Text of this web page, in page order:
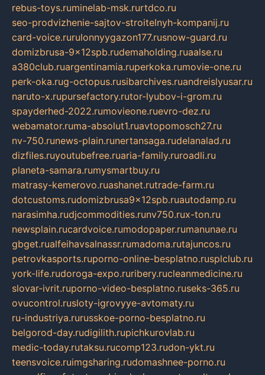
rebus-toys.ruminelab-msk.rurtdco.ru
seo-prodvizhenie-sajtov-stroitelnyh-kompanij.ru
card-voice.rurulonnyygazon177.rusnow-guard.ru
domizbrusa-9x12spb.rudemaholding.ruaalse.ru
a380club.ruargentinamia.ruperkoka.rumovie-one.ru
perk-oka.rug-octopus.rusibarchives.ruandreislyusar.ru
naruto-x.rupursefactory.rutor-lyubov-i-grom.ru
spayderhed-2022.rumovieone.ruevro-dez.ru
webamator.ruma-absolut1.ruavtopomosch27.ru
nv-750.runews-plain.runertansaga.rudelanalad.ru
dizfiles.ruyoutubefree.ruaria-family.ruroadli.ru
planeta-samara.rumysmartbuy.ru
matrasy-kemerovo.ruashanet.rutrade-farm.ru
dotcustoms.rudomizbrusa9x12spb.ruautodamp.ru
narasimha.rudjcommodities.runv750.rux-ton.ru
newsplain.rucardvoice.rumodopaper.rumanunae.ru
gbget.rualfeihavsalnassr.rumadoma.rutajuncos.ru
petrovkasports.ruporno-online-besplatno.rusplclub.ru
york-life.rudoroga-expo.ruribery.rucleanmedicine.ru
slovar-ivrit.ruporno-video-besplatno.ruseks-365.ru
ovucontrol.rusloty-igrovyye-avtomaty.ru
ru-industriya.rurusskoe-porno-besplatno.ru
belgorod-day.rudigilith.rupichkurovlab.ru
medic-today.rutaksu.rucomp123.rudon-ykt.ru
teensvoice.ruimgsharing.rudomashnee-porno.ru